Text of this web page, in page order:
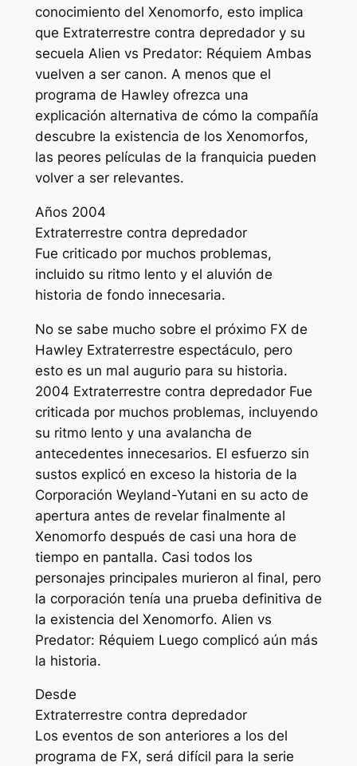
conocimiento del Xenomorfo, esto implica
que Extraterrestre contra depredadory su
secuela Alien vs Predator: Réquiem Ambas
vuelven a ser canon. A menos que el
programa de Hawley ofrezca una
explicación alternativa de cómo la compañía
descubre la existencia de los Xenomorfos,
las peores películas de la franquicia pueden
volver a ser relevantes.
Años 2004
Extraterrestre contra depredador
Fue criticado por muchos problemas,
incluido su ritmo lento y el aluvión de
historia de fondo innecesaria.
No se sabe mucho sobre el próximo FX de
HawleyExtraterrestre espectáculo, pero
esto es un mal augurio para su historia.
2004 Extraterrestre contra depredador Fue
criticada por muchos problemas, incluyendo
su ritmo lento y una avalancha de
antecedentes innecesarios. El esfuerzo sin
sustos explicó en exceso la historia de la
Corporación Weyland-Yutani en su acto de
apertura antes de revelar finalmente al
Xenomorfo después de casi una hora de
tiempo en pantalla. Casi todos los
personajes principales murieron al final, pero
la corporación tenía una prueba definitiva de
la existencia del Xenomorfo. Alien vs
Predator: Réquiem Luego complicó aún más
la historia.
Desde
Extraterrestre contra depredador
Los eventos de son anteriores a los del
programa de FX, será difícil para la serie